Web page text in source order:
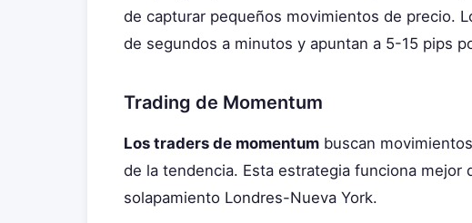
de capturar pequeños movimientos de precio.
de segundos a minutos y apuntan a 5-15 pips
Trading de Momentum
Los traders de momentum buscan
de la tendencia. Esta estrategia funciona
solapamiento Londres-Nueva York.